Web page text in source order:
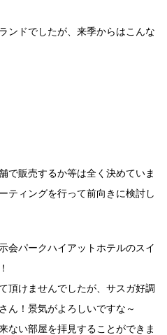
ンドでしたが、来季からはこんな
で販売するか等は全く決めていま
ティングを行って前向きに検討し
会パークハイアットホテルのスイ
頂けませんでしたが、サスガ好調
ん！景気がよろしいですな～
ない部屋を拝見することができま